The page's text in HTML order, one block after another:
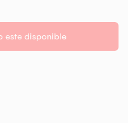
Notificarme cuando este disponible